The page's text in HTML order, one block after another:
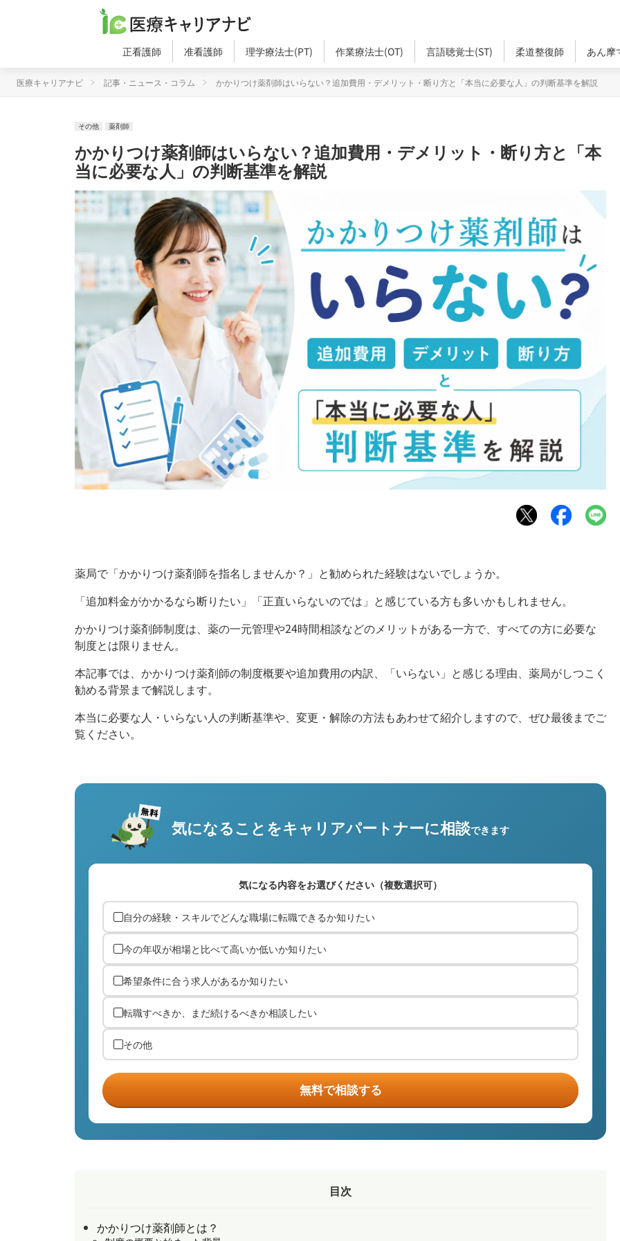
正看護師 准看護師 理学療法士(PT) 作業療法士(OT) 言語聴覚士(ST) 柔道整復師 あん摩
医療キャリアナビ 記事・ニュース・コラム かかりつけ薬剤師はいらない？追加費用・デメリット・断り方と「本当に必要な人」の判断基準を解説
その他 薬剤師
かかりつけ薬剤師はいらない？追加費用・デメリット・断り方と「本
当に必要な人」の判断基準を解説
薬局で「かかりつけ薬剤師を指名しませんか？」と勧められた経験はないでしょうか。
「追加料金がかかるなら断りたい」「正直いらないのでは」と感じている方も多いかもしれません。
かかりつけ薬剤師制度は、薬の一元管理や24時間相談などのメリットがある一方で、すべての方に必要な
制度とは限りません。
本記事では、かかりつけ薬剤師の制度概要や追加費用の内訳、「いらない」と感じる理由、薬局がしつこく
勧める背景まで解説します。
本当に必要な人・いらない人の判断基準や、変更・解除の方法もあわせて紹介しますので、ぜひ最後までご
覧ください。
気になることをキャリアパートナーに相談できます
気になる内容をお選びください（複数選択可）
自分の経験・スキルでどんな職場に転職できるか知りたい
今の年収が相場と比べて高いか低いか知りたい
希望条件に合う求人があるか知りたい
転職すべきか、まだ続けるべきか相談したい
その他
無料で相談する
目次
かかりつけ薬剤師とは？